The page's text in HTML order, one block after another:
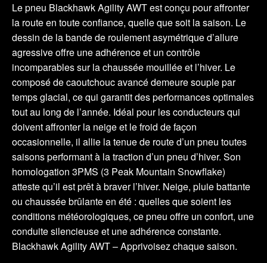
Le pneu Blackhawk Agility AWT est conçu pour affronter
la route en toute confiance, quelle que soit la saison. Le
dessin de la bande de roulement asymétrique d’allure
agressive offre une adhérence et un contrôle
incomparables sur la chaussée mouillée et l’hiver. Le
composé de caoutchouc avancé demeure souple par
temps glacial, ce qui garantit des performances optimales
tout au long de l’année. Idéal pour les conducteurs qui
doivent affronter la neige et le froid de façon
occasionnelle, il allie la tenue de route d’un pneu toutes
saisons performant à la traction d’un pneu d’hiver. Son
homologation 3PMS (3 Peak Mountain Snowflake)
atteste qu’il est prêt à braver l’hiver. Neige, pluie battante
ou chaussée brûlante en été : quelles que soient les
conditions météorologiques, ce pneu offre un confort, une
conduite silencieuse et une adhérence constante.
Blackhawk Agility AWT – Apprivoisez chaque saison.